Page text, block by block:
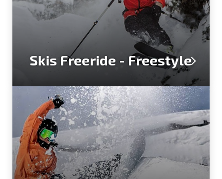
Skis Freeride - Freestyle